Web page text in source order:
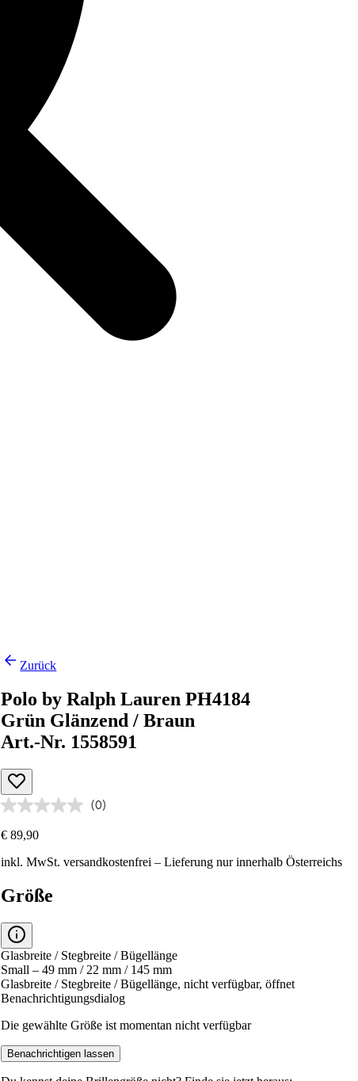
Zurück
Polo by Ralph Lauren PH4184
Grün Glänzend / Braun
Art.-Nr. 1558591
(0)
€ 89,90
inkl. MwSt.versandkostenfrei – Lieferung nur innerhalb Österreichs
Größe
Glasbreite / Stegbreite / Bügellänge
Small – 49 mm / 22 mm / 145 mm
Glasbreite / Stegbreite / Bügellänge, nicht verfügbar, öffnet
Benachrichtigungsdialog
Die gewählte Größe ist momentan nicht verfügbar
Benachrichtigen lassen